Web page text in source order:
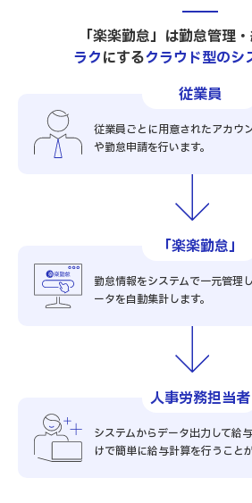
「楽楽勤怠」は勤怠管理
ラクにするクラウド型のシ
従業員
従業員ごとに用意されたアカウ
や勤怠申請を行います。
「楽楽勤怠」
勤怠情報をシステムで一元管理
ータを自動集計します。
人事労務担当者
システムからデータ出力して給
けで簡単に給与計算を行うこと